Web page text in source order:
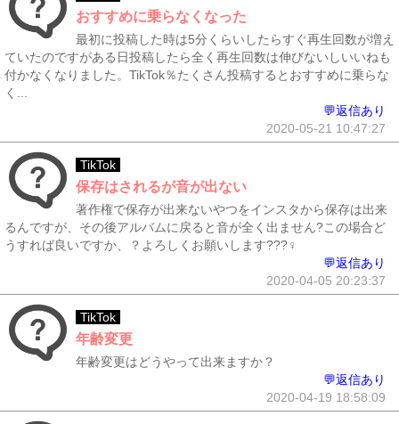
おすすめに乗らなくなった
最初に投稿した時は5分くらいしたらすぐ再生回数が増え
ていたのですがある日投稿したら全く再生回数は伸びないしいいねも
付かなくなりました。TikTok％たくさん投稿するとおすすめに乗らな
く...
💬返信あり
2020-05-21 10:47:27
TikTok
保存はされるが音が出ない
著作権で保存が出来ないやつをインスタから保存は出来
るんですが、その後アルバムに戻ると音が全く出ません?この場合ど
うすれば良いですか、？よろしくお願いします???‍♀️
💬返信あり
2020-04-05 20:23:37
TikTok
年齢変更
年齢変更はどうやって出来ますか？
💬返信あり
2020-04-19 18:58:09